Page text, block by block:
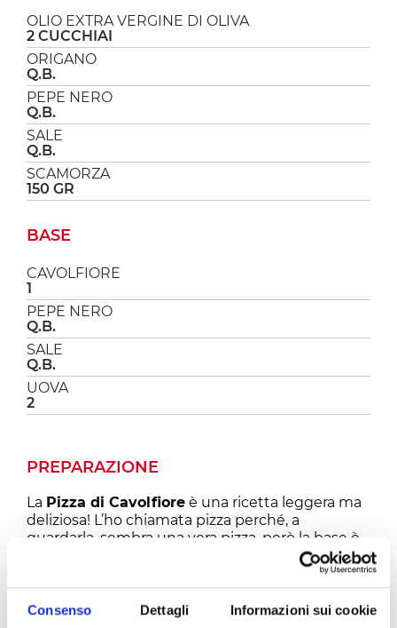
Consenso Dettagli Informazioni sui cookie
OLIO EXTRA VERGINE DI OLIVA
2 CUCCHIAI
ORIGANO
Q.B.
PEPE NERO
Q.B.
SALE
Q.B.
SCAMORZA
150 GR
BASE
CAVOLFIORE
1
PEPE NERO
Q.B.
SALE
Q.B.
UOVA
2
PREPARAZIONE
La Pizza di Cavolfiore è una ricetta leggera ma
deliziosa! L’ho chiamata pizza perché, a
guardarla, sembra una vera pizza, però la base è
fatta di cavolfiore, quindi è super light e senza
glutine, da gustare senza sensi di colpa e ideale
per chi segue un’alimentazione controllata.
Fatta così è deliziosa e ovviamente potete